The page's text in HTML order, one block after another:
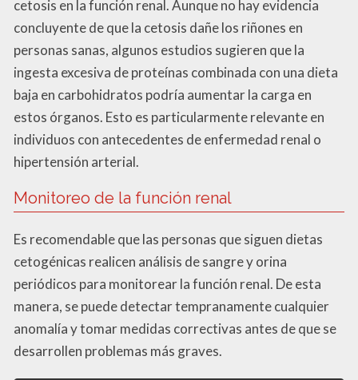
cetosis en la función renal. Aunque no hay evidencia
concluyente de que la cetosis dañe los riñones en
personas sanas, algunos estudios sugieren que la
ingesta excesiva de proteínas combinada con una dieta
baja en carbohidratos podría aumentar la carga en
estos órganos. Esto es particularmente relevante en
individuos con antecedentes de enfermedad renal o
hipertensión arterial.
Monitoreo de la función renal
Es recomendable que las personas que siguen dietas
cetogénicas realicen análisis de sangre y orina
periódicos para monitorear la función renal. De esta
manera, se puede detectar tempranamente cualquier
anomalía y tomar medidas correctivas antes de que se
desarrollen problemas más graves.